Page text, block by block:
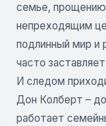
семье,
непреходящим
подлинный мир и
часто
И следом
Дон Колберт –
работает